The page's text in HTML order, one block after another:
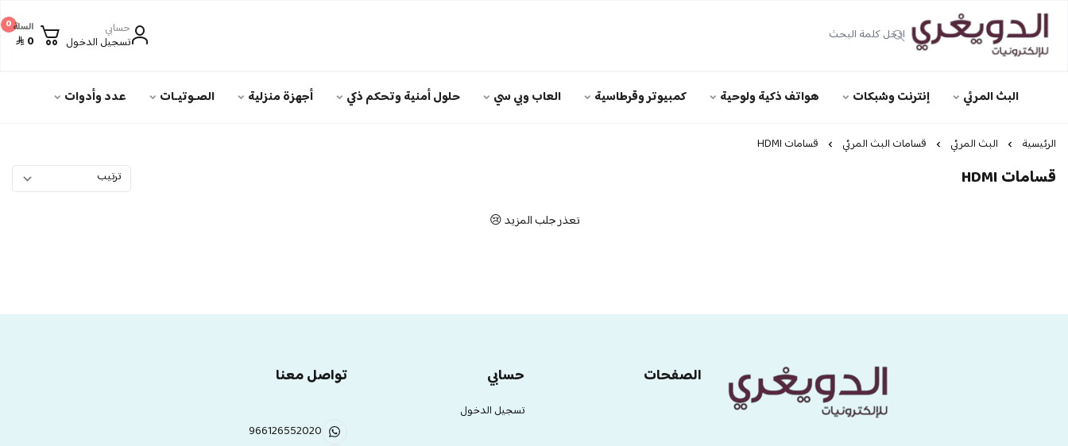
الدويغري • للإلكترونيات
حسابي
تسجيل الدخول
0السلة
0
البث المرئي إنترنت وشبكات هواتف ذكية ولوحية كمبيوتر وقرطاسية العاب وبي سي حلول أمنية وتحكم ذكي أجهزة منزلية الصـوتيـات عدد وأدوات
الرئيسية البث المرئي قسامات البث المرئي قسامات HDMI
قسامات HDMI
تعذر جلب المزيد 😢
الصفحات حسابي
تسجيل الدخول
تواصل معنا
966126552020